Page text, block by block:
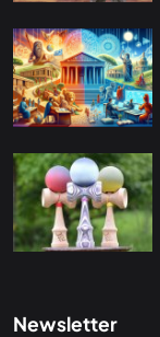
Newsletter